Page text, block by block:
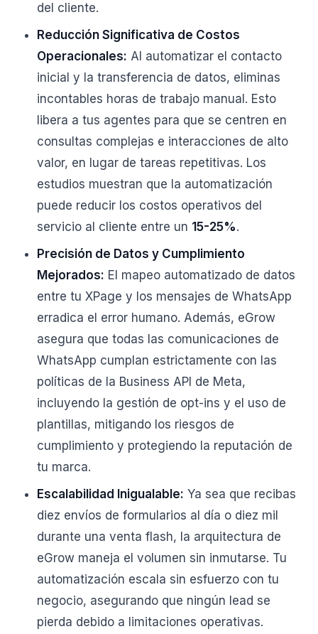
del cliente.
Reducción Significativa de Costos
Operacionales: Al automatizar el contacto
inicial y la transferencia de datos, eliminas
incontables horas de trabajo manual. Esto
libera a tus agentes para que se centren en
consultas complejas e interacciones de alto
valor, en lugar de tareas repetitivas. Los
estudios muestran que la automatización
puede reducir los costos operativos del
servicio al cliente entre un 15-25%.
Precisión de Datos y Cumplimiento
Mejorados: El mapeo automatizado de datos
entre tu XPage y los mensajes de WhatsApp
erradica el error humano. Además, eGrow
asegura que todas las comunicaciones de
WhatsApp cumplan estrictamente con las
políticas de la Business API de Meta,
incluyendo la gestión de opt-ins y el uso de
plantillas, mitigando los riesgos de
cumplimiento y protegiendo la reputación de
tu marca.
Escalabilidad Inigualable: Ya sea que recibas
diez envíos de formularios al día o diez mil
durante una venta flash, la arquitectura de
eGrow maneja el volumen sin inmutarse. Tu
automatización escala sin esfuerzo con tu
negocio, asegurando que ningún lead se
pierda debido a limitaciones operativas.